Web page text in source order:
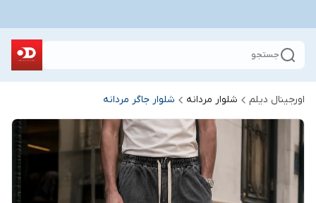
جستجو
اورجینال دیلم شلوار مردانه شلوار جاگر مردانه